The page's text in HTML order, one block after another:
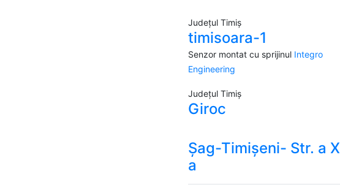
Județul Timiș
timisoara-1
Senzor montat cu sprijinul Integro
Engineering
Județul Timiș
Giroc
Șag-Timișeni- Str. a X
a